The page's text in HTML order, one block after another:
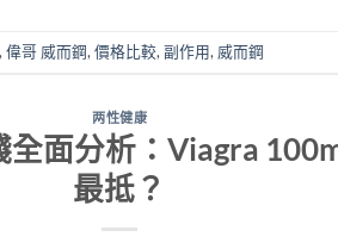
, 偉哥 威而鋼, 價格比較, 副作用, 威而鋼
两性健康
面分析：Viagra
最抵？